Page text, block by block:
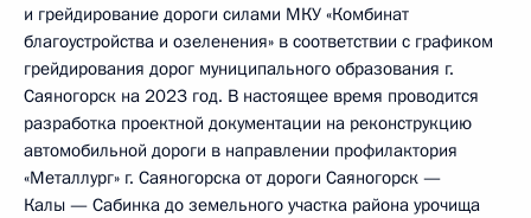
и грейдирование дороги силами МКУ «Комбинат
благоустройства и озеленения» в соответствии с графиком
грейдирования дорог муниципального образования г.
Саяногорск на 2023 год. В настоящее время проводится
разработка проектной документации на реконструкцию
автомобильной дороги в направлении профилактория
«Металлург» г. Саяногорска от дороги Саяногорск —
Калы — Сабинка до земельного участка района урочища